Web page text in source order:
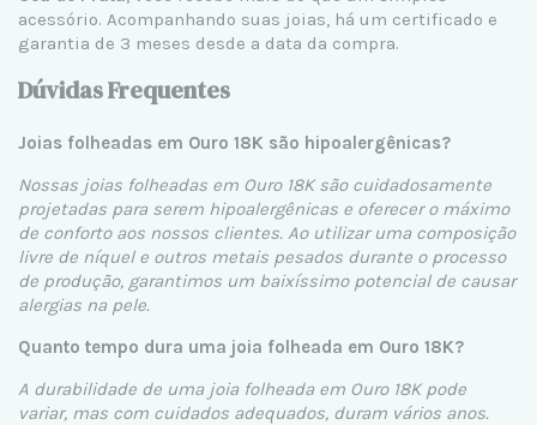
acessório. Acompanhando suas joias, há um certificado e
garantia de 3 meses desde a data da compra.
Dúvidas Frequentes
Joias folheadas em Ouro 18K são hipoalergênicas?
Nossas joias folheadas em Ouro 18K são cuidadosamente
projetadas para serem hipoalergênicas e oferecer o máximo
de conforto aos nossos clientes. Ao utilizar uma composição
livre de níquel e outros metais pesados durante o processo
de produção, garantimos um baixíssimo potencial de causar
alergias na pele.
Quanto tempo dura uma joia folheada em Ouro 18K?
A durabilidade de uma joia folheada em Ouro 18K pode
variar, mas com cuidados adequados, duram vários anos.